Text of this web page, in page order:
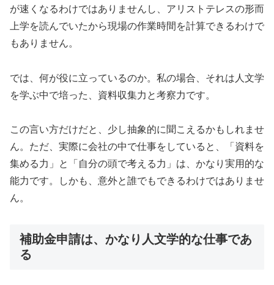
が速くなるわけではありませんし、アリストテレスの形而
上学を読んでいたから現場の作業時間を計算できるわけで
もありません。
では、何が役に立っているのか。私の場合、それは人文学
を学ぶ中で培った、資料収集力と考察力です。
この言い方だけだと、少し抽象的に聞こえるかもしれませ
ん。ただ、実際に会社の中で仕事をしていると、「資料を
集める力」と「自分の頭で考える力」は、かなり実用的な
能力です。しかも、意外と誰でもできるわけではありませ
ん。
補助金申請は、かなり人文学的な仕事であ
る